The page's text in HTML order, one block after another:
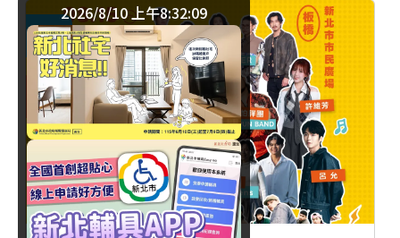
生活
新北
2026/8/10 上午8:32:09